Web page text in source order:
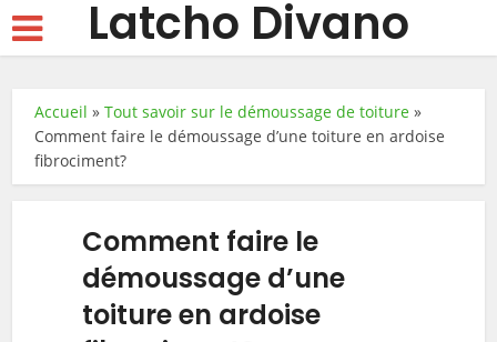
Latcho Divano
Accueil »Tout savoir sur le démoussage de toiture »
Comment faire le démoussage d’une toiture en ardoise
fibrociment?
Comment faire le
démoussage d’une
toiture en ardoise